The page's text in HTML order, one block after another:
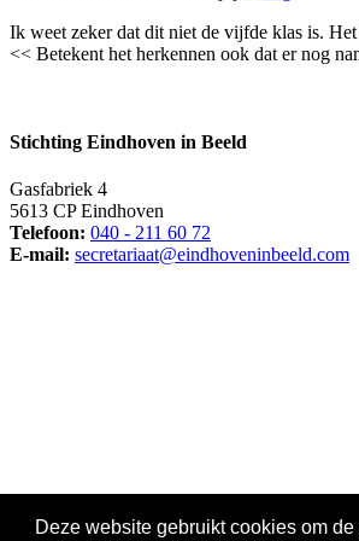
Deze website gebruikt cookies om
Ik weet zeker dat dit niet de vijfde klas is.
<< Betekent het herkennen ook dat er nog
Stichting Eindhoven in Beeld
Gasfabriek 4
5613 CP Eindhoven
Telefoon: 040 - 211 60 72
E-mail: secretariaat@eindhoveninbeeld.com